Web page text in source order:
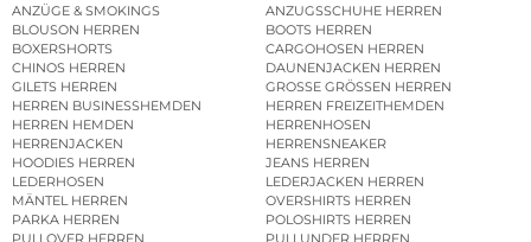
ANZÜGE & SMOKINGS
ANZUGSSCHUHE HERREN
BLOUSON HERREN
BOOTS HERREN
BOXERSHORTS
CARGOHOSEN HERREN
CHINOS HERREN
DAUNENJACKEN HERREN
GILETS HERREN
GROSSE GRÖSSEN HERREN
HERREN BUSINESSHEMDEN
HERREN FREIZEITHEMDEN
HERREN HEMDEN
HERRENHOSEN
HERRENJACKEN
HERRENSNEAKER
HOODIES HERREN
JEANS HERREN
LEDERHOSEN
LEDERJACKEN HERREN
MÄNTEL HERREN
OVERSHIRTS HERREN
PARKA HERREN
POLOSHIRTS HERREN
PULLOVER HERREN
PULLUNDER HERREN